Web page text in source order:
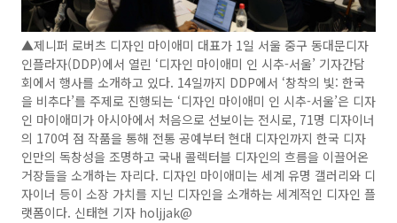
▲제니퍼 로버츠 디자인 마이애미 대표가 1일 서울 중구 동대문디자
인플라자(DDP)에서 열린 ‘디자인 마이애미 인 시추-서울’ 기자간담
회에서 행사를 소개하고 있다. 14일까지 DDP에서 ‘창착의 빛: 한국
을 비추다’를 주제로 진행되는 ‘디자인 마이애미 인 시추-서울’은 디자
인 마이애미가 아시아에서 처음으로 선보이는 전시로, 71명 디자이너
의 170여 점 작품을 통해 전통 공예부터 현대 디자인까지 한국 디자
인만의 독창성을 조명하고 국내 콜렉터블 디자인의 흐름을 이끌어온
거장들을 소개하는 자리다. 디자인 마이애미는 세계 유명 갤러리와 디
자이너 등이 소장 가치를 지닌 디자인을 소개하는 세계적인 디자인 플
랫폼이다. 신태현 기자 holjjak@